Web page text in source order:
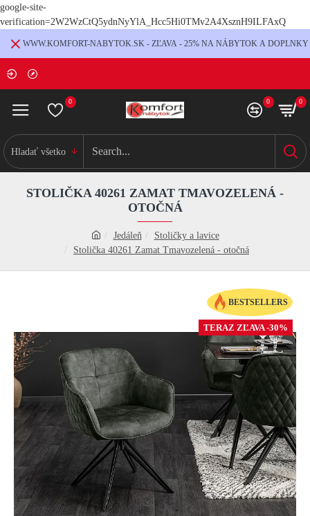
google-site-
verification=2W2WzCtQ5ydnNyYlA_Hcc5Hi0TMv2A4XsznH9ILFAxQ
WWW.KOMFORT-NABYTOK.SK - ZĽAVA - 25% NA NÁBYTOK A DOPLNKY
0 0 0
Hladať všetko
Jedáleň
Stoličky a lavice
Stolička 40261 Zamat Tmavozelená - otočná
STOLIČKA 40261 ZAMAT TMAVOZELENÁ -
OTOČNÁ
BESTSELLERS
TERAZ ZĽAVA -30%